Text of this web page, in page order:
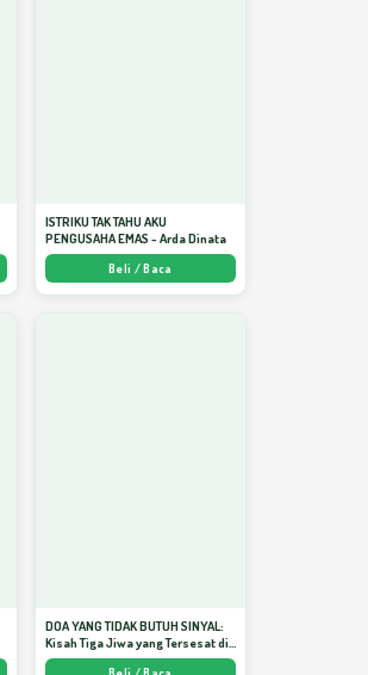
ISTRIKU TAK TAHU AKU
PENGUSAHA EMAS - Arda Dinata
Beli / Baca
DOA YANG TIDAK BUTUH SINYAL:
Kisah Tiga Jiwa yang Tersesat di
Era AI dan Menemukan Jalan